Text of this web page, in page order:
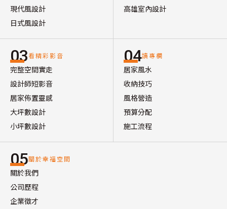
現代風設計
日式風設計
高雄室內設計
03看精彩影音
完整空間實走
設計師短影音
居家佈置靈感
大坪數設計
小坪數設計
04讀專欄
居家風水
收納技巧
風格營造
預算分配
施工流程
05關於幸福空間
關於我們
公司歷程
企業徵才